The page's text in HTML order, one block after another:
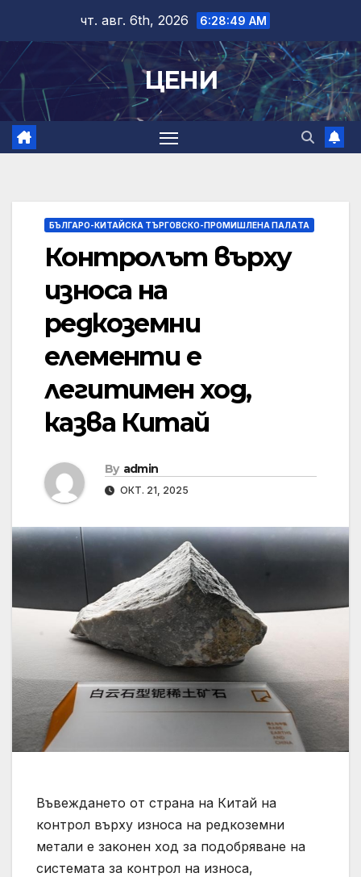
content
чт. авг. 6th, 2026 6:28:49 AM
ЦЕНИ
БЪЛГАРО-КИТАЙСКА ТЪРГОВСКО-ПРОМИШЛЕНА ПАЛAТА
Контролът върху
износа на
редкоземни
елементи е
легитимен ход,
казва Китай
By admin
ОКТ. 21, 2025
Въвеждането от страна на Китай на
контрол върху износа на редкоземни
метали е законен ход за подобряване на
системата за контрол на износа,